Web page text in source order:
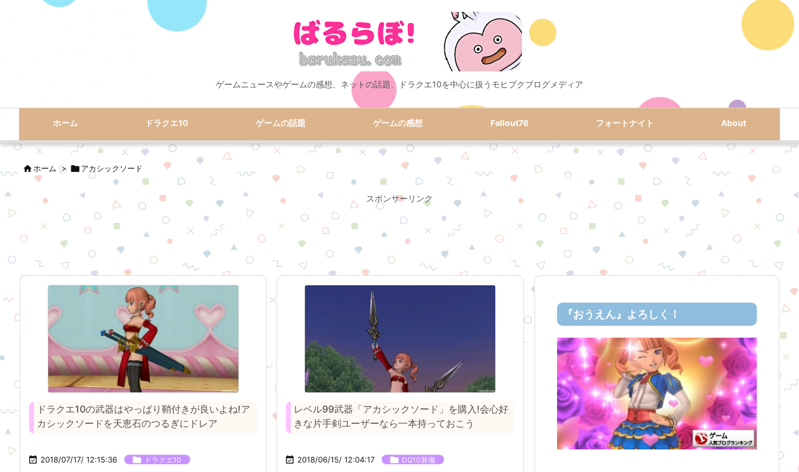
ゲームニュースやゲームの感想、ネットの話題、ドラクエ10を中心に扱うモヒプクブログメディア
ホーム ドラクエ10 ゲームの話題 ゲームの感想 Fallout76 フォートナイト About
ホーム > アカシックソード
スポンサーリンク
ドラクエ10の武器はやっぱり鞘付きが良いよね!ア
カシックソードを天恵石のつるぎにドレア
 2018/07/17/ 12:15:36  ドラクエ10
レベル99武器「アカシックソード」を購入!会心好
きな片手剣ユーザーなら一本持っておこう
 2018/06/15/ 12:04:17  DQ10装備
『おうえん』よろしく！